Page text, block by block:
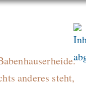
anderes steht,
ein Recht
ein Blick in die
neu: Beiträge